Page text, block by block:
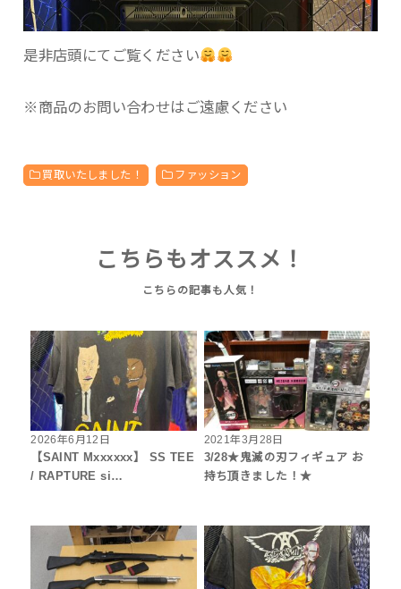
是非店頭にてご覧ください
※商品のお問い合わせはご遠慮ください
買取いたしました！ ファッション
こちらもオススメ！
2026年6月12日
【SAINT Mxxxxxx】 SS TEE
/ RAPTURE si…
2021年3月28日
3/28★鬼滅の刃フィギュア お
持ち頂きました！★